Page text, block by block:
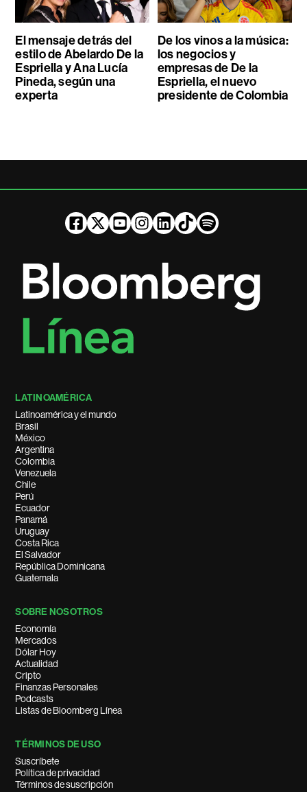
El mensaje detrás del
estilo de Abelardo De la
Espriella y Ana Lucía
Pineda, según una
experta
De los vinos a la música:
los negocios y
empresas de De la
Espriella, el nuevo
presidente de Colombia
LATINOAMÉRICA
Latinoamérica y el mundo
Brasil
México
Argentina
Colombia
Venezuela
Chile
Perú
Ecuador
Panamá
Uruguay
Costa Rica
El Salvador
República Dominicana
Guatemala
SOBRE NOSOTROS
Economía
Mercados
Dólar Hoy
Actualidad
Cripto
Finanzas Personales
Podcasts
Listas de Bloomberg Línea
TÉRMINOS DE USO
Suscríbete
Política de privacidad
Términos de suscripción